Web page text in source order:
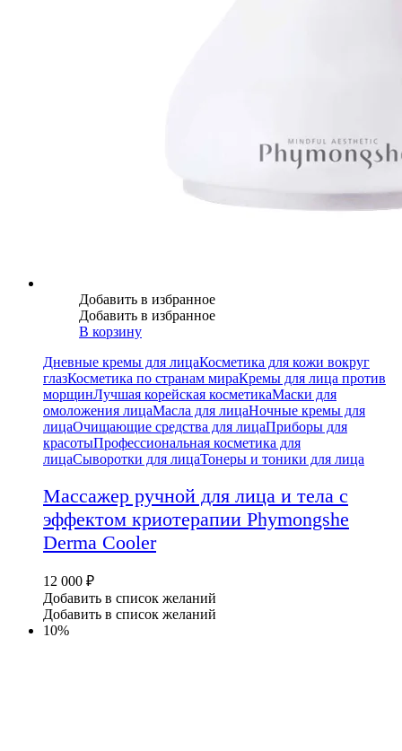
Добавить в избранное
Добавить в избранное
В корзину
Дневные кремы для лицаКосметика для кожи вокруг
глазКосметика по странам мираКремы для лица против
морщинЛучшая корейская косметикаМаски для
омоложения лицаМасла для лицаНочные кремы для
лицаОчищающие средства для лицаПриборы для
красотыПрофессиональная косметика для
лицаСыворотки для лицаТонеры и тоники для лица
Массажер ручной для лица и тела с
эффектом криотерапии Phymongshe
Derma Cooler
12 000 ₽
Добавить в список желаний
Добавить в список желаний
10%